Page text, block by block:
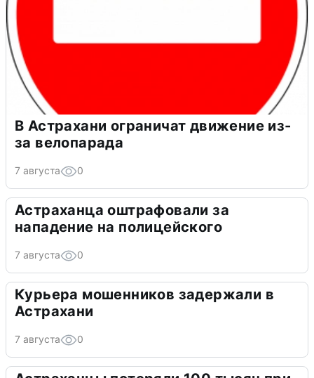
В Астрахани ограничат движение из-
за велопарада
7 августа 0
Астраханца оштрафовали за
нападение на полицейского
7 августа 0
Курьера мошенников задержали в
Астрахани
7 августа 0